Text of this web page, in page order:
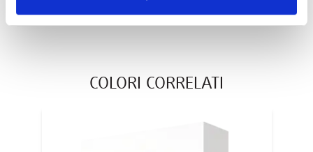
COLORI CORRELATI